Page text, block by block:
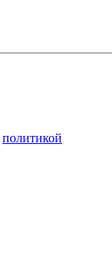
политикой